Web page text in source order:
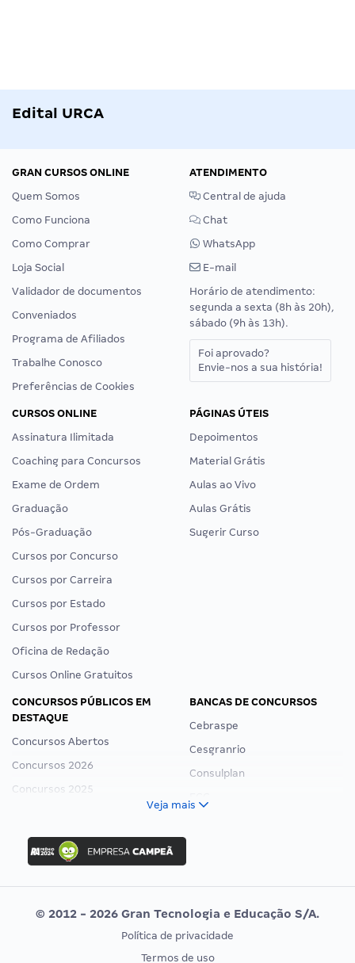
Edital URCA
GRAN CURSOS ONLINE
Quem Somos
Como Funciona
Como Comprar
Loja Social
Validador de documentos
Conveniados
Programa de Afiliados
Trabalhe Conosco
Preferências de Cookies
ATENDIMENTO
Central de ajuda
Chat
WhatsApp
E-mail
Horário de atendimento:
segunda a sexta (8h às 20h),
sábado (9h às 13h).
Foi aprovado?
Envie-nos a sua história!
CURSOS ONLINE
Assinatura Ilimitada
Coaching para Concursos
Exame de Ordem
Graduação
Pós-Graduação
Cursos por Concurso
Cursos por Carreira
Cursos por Estado
Cursos por Professor
Oficina de Redação
Cursos Online Gratuitos
PÁGINAS ÚTEIS
Depoimentos
Material Grátis
Aulas ao Vivo
Aulas Grátis
Sugerir Curso
CONCURSOS PÚBLICOS EM
DESTAQUE
Concursos Abertos
Concursos 2026
Concursos 2025
Concurso Ibama
Concurso MPU
Editais publicados
BANCAS DE CONCURSOS
Cebraspe
Cesgranrio
Consulplan
Vunesp
CONCURSOS POR PROFISSÃO
EXAME DE ORDEM
Veja mais
© 2012 - 2026 Gran Tecnologia e Educação S/A.
Política de privacidade
Termos de uso